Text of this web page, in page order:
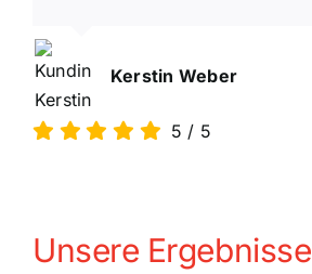
Kerstin Weber
5 / 5
Unsere Ergebnisse